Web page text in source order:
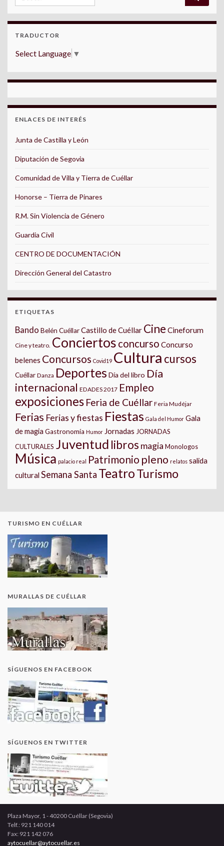
TRADUCTOR
Select Language ▼
ENLACES DE INTERÉS
Junta de Castilla y León
Diputación de Segovia
Comunidad de Villa y Tierra de Cuéllar
Honorse – Tierra de Pinares
R.M. Sin Violencia de Género
Guardia Civil
CENTRO DE DOCUMENTACIÓN
Dirección General del Catastro
ETIQUETAS
Bando Belén CuéllarCastillo de Cuéllar Cine Cineforum
Cine y teatro. Conciertos concurso Concurso
belenes Concursos Covid19 Cultura cursos
Cuéllar Danza Deportes Día del libro Día
internacional EDADES 2017 Empleo
exposiciones Feria de Cuéllar Feria Mudéjar
Ferias Ferias y fiestas Fiestas Gala del Humor Gala
de magia Gastronomía Humor Jornadas JORNADAS
CULTURALES Juventud libros magia Monologos
Música palacio real Patrimonio pleno relatos salida
cultural Semana Santa TeatroTurismo
TURISMO EN CUÉLLAR
MURALLAS DE CUÉLLAR
SÍGUENOS EN FACEBOOK
SÍGUENOS EN TWITTER
Plaza Mayor, 1 - 40200 Cuéllar (Segovia)
Telf.: 921 140 014
Fax: 921 142 076
aytocuellar@aytocuellar.es